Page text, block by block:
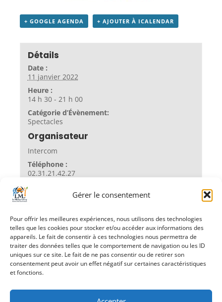
Gérer le consentement
Pour offrir les meilleures expériences, nous utilisons des technologies
telles que les cookies pour stocker et/ou accéder aux informations des
appareils. Le fait de consentir à ces technologies nous permettra de
traiter des données telles que le comportement de navigation ou les ID
uniques sur ce site. Le fait de ne pas consentir ou de retirer son
consentement peut avoir un effet négatif sur certaines caractéristiques
et fonctions.
+ GOOGLE AGENDA + AJOUTER À ICALENDAR
Détails
Date :
11 janvier 2022
Heure :
14 h 30 - 21 h 00
Catégorie d’Évènement:
Spectacles
Organisateur
Intercom
Téléphone :
02.31.21.42.27
Salle des Fêtes
«Après-midi Jeux
de Société
Femmes aux éclats